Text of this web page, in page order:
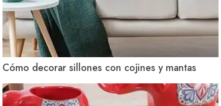
Cómo decorar sillones con cojines y mantas